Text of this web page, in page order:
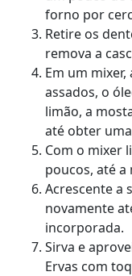
forno por
Retire os
remova a
Em um
assados, o
limão, a
até obter
Com o mixer
poucos, até
Acrescente a
novamente
incorporada.
Sirva e
Ervas com